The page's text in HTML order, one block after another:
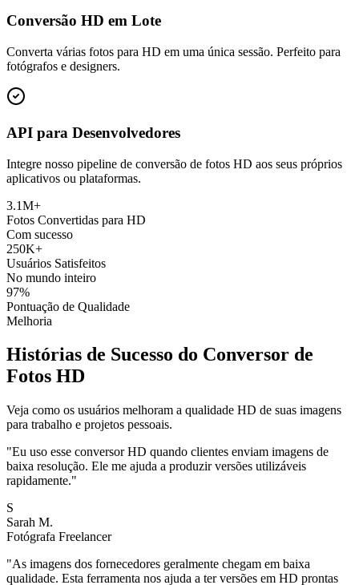
Conversão HD em Lote
Converta várias fotos para HD em uma única sessão. Perfeito para
fotógrafos e designers.
API para Desenvolvedores
Integre nosso pipeline de conversão de fotos HD aos seus próprios
aplicativos ou plataformas.
3.1M+
Fotos Convertidas para HD
Com sucesso
250K+
Usuários Satisfeitos
No mundo inteiro
97%
Pontuação de Qualidade
Melhoria
Histórias de Sucesso do Conversor de
Fotos HD
Veja como os usuários melhoram a qualidade HD de suas imagens
para trabalho e projetos pessoais.
"Eu uso esse conversor HD quando clientes enviam imagens de
baixa resolução. Ele me ajuda a produzir versões utilizáveis
rapidamente."
S
Sarah M.
Fotógrafa Freelancer
"As imagens dos fornecedores geralmente chegam em baixa
qualidade. Esta ferramenta nos ajuda a ter versões em HD prontas